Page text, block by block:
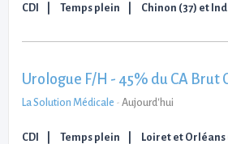
CDI Temps plein Chinon (37) et
Urologue F/H - 45% du CA Brut
La Solution Médicale - Aujourd'hui
CDI Temps plein Loiret et Orléans